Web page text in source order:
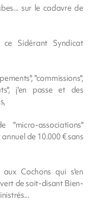
sur le cadavre de
Sidérant Syndicat
"commissions",
j'en passe et des
associations"
de 10.000 € sans
Cochons qui s'en
de soit-disant Bien-